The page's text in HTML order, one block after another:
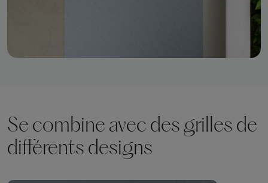
Se combine avec des grilles de
différents designs